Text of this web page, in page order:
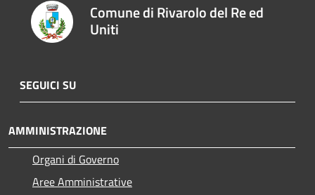
Comune di Rivarolo del Re ed
Uniti
SEGUICI SU
AMMINISTRAZIONE
Organi di Governo
Aree Amministrative